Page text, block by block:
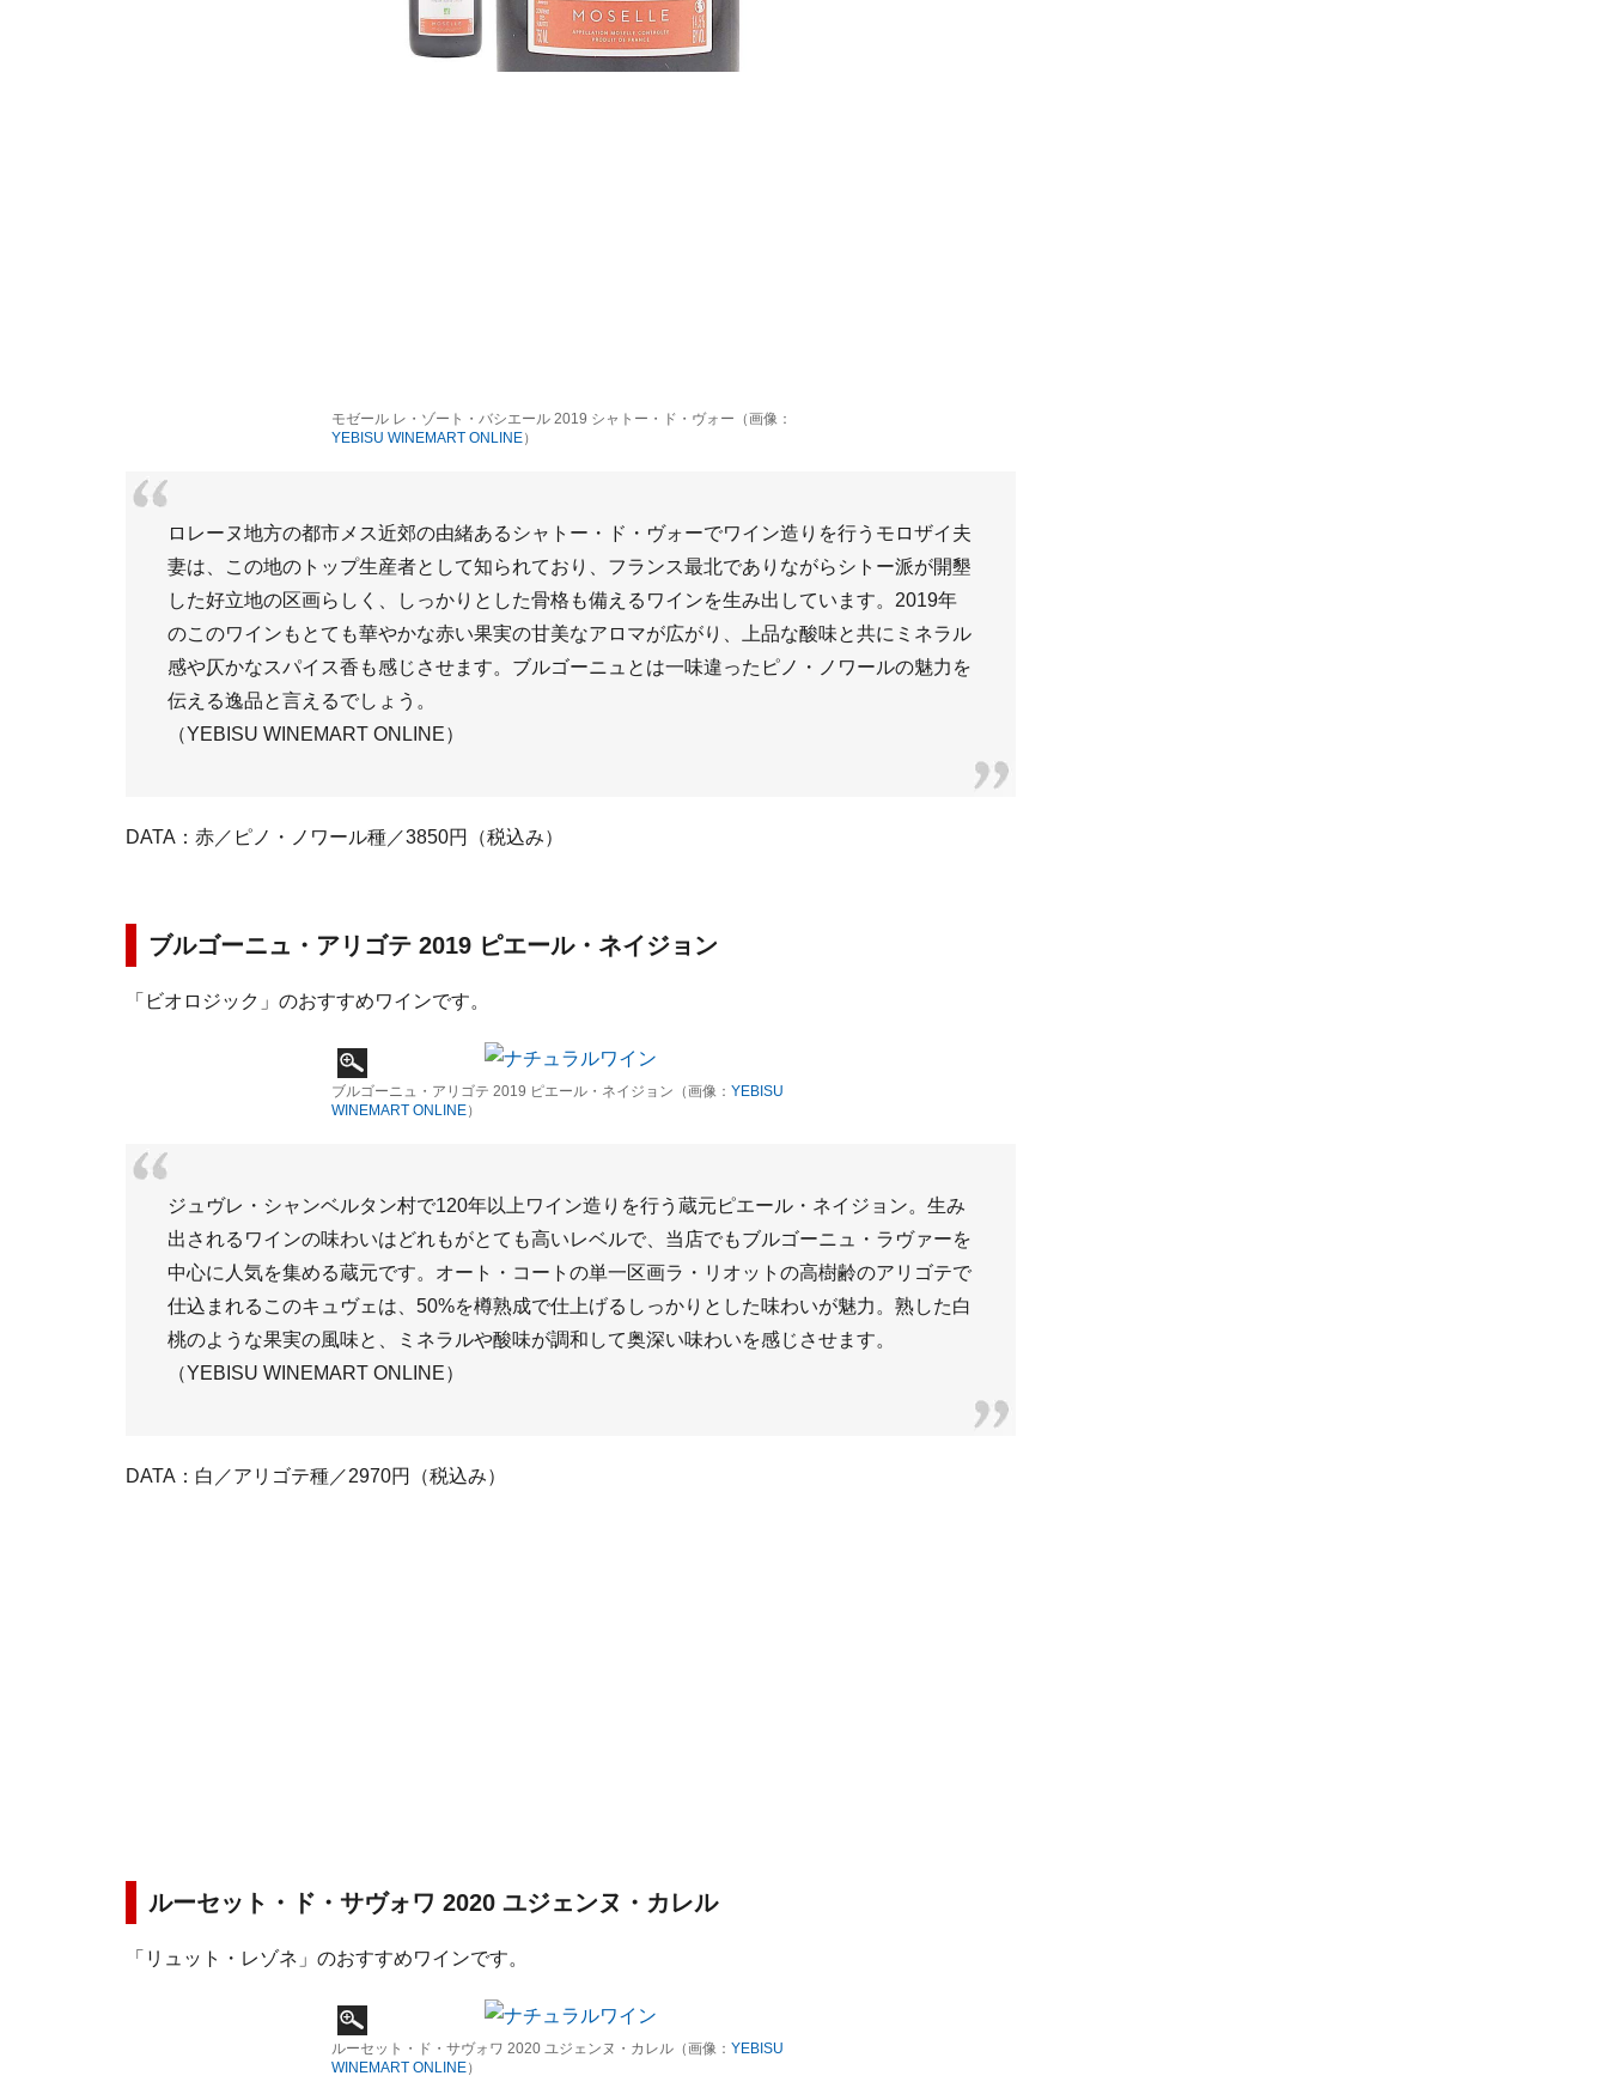
モゼール レ・ゾート・バシエール 2019 シャトー・ド・ヴォー（画像：
YEBISU WINEMART ONLINE）
ロレーヌ地方の都市メス近郊の由緒あるシャトー・ド・ヴォーでワイン造りを行うモロザイ夫
妻は、この地のトップ生産者として知られており、フランス最北でありながらシトー派が開墾
した好立地の区画らしく、しっかりとした骨格も備えるワインを生み出しています。2019年
のこのワインもとても華やかな赤い果実の甘美なアロマが広がり、上品な酸味と共にミネラル
感や仄かなスパイス香も感じさせます。ブルゴーニュとは一味違ったピノ・ノワールの魅力を
伝える逸品と言えるでしょう。
（YEBISU WINEMART ONLINE）
DATA：赤／ピノ・ノワール種／3850円（税込み）
ブルゴーニュ・アリゴテ 2019 ピエール・ネイジョン
「ビオロジック」のおすすめワインです。
ブルゴーニュ・アリゴテ 2019 ピエール・ネイジョン（画像： YEBISU
WINEMART ONLINE）
ジュヴレ・シャンベルタン村で120年以上ワイン造りを行う蔵元ピエール・ネイジョン。生み
出されるワインの味わいはどれもがとても高いレベルで、当店でもブルゴーニュ・ラヴァーを
中心に人気を集める蔵元です。オート・コートの単一区画ラ・リオットの高樹齢のアリゴテで
仕込まれるこのキュヴェは、50%を樽熟成で仕上げるしっかりとした味わいが魅力。熟した白
桃のような果実の風味と、ミネラルや酸味が調和して奥深い味わいを感じさせます。
（YEBISU WINEMART ONLINE）
DATA：白／アリゴテ種／2970円（税込み）
ルーセット・ド・サヴォワ 2020 ユジェンヌ・カレル
「リュット・レゾネ」のおすすめワインです。
ルーセット・ド・サヴォワ 2020 ユジェンヌ・カレル（画像： YEBISU
WINEMART ONLINE）